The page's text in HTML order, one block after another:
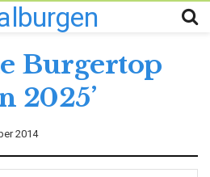
Burgertop
2025’
2014